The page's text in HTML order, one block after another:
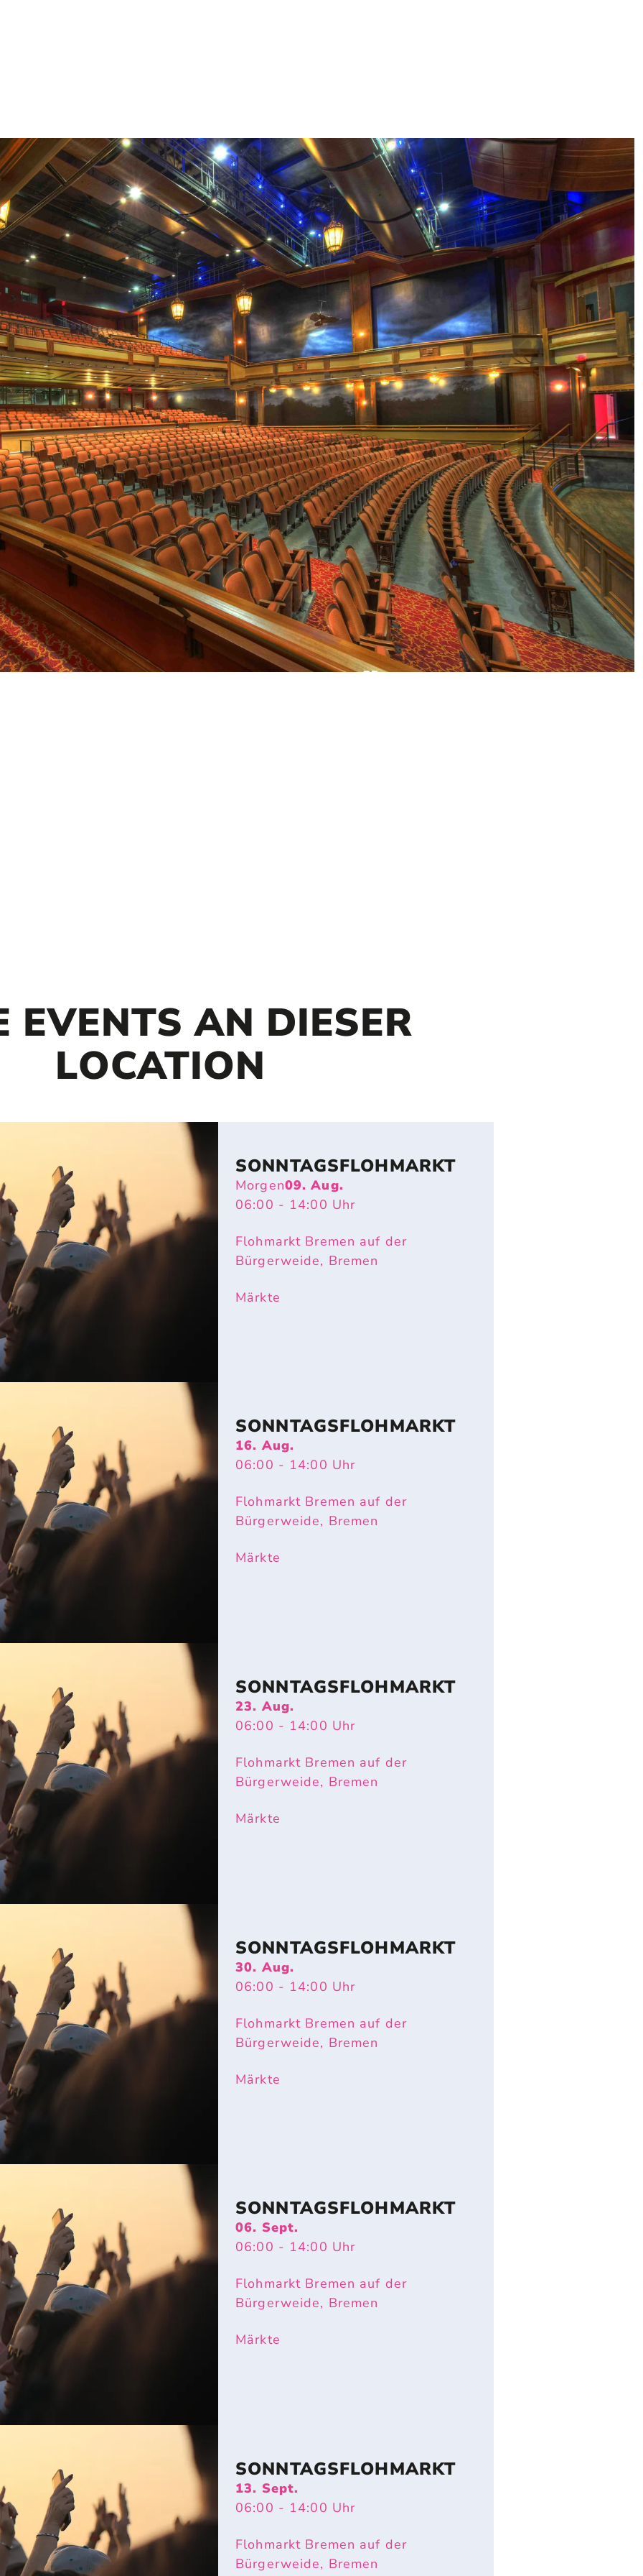
EVENTS AN DIESER
LOCATION
SONNTAGSFLOHMARKT
Morgen09. Aug.
06:00 - 14:00 Uhr
Flohmarkt Bremen auf der
Bürgerweide, Bremen
Märkte
SONNTAGSFLOHMARKT
16. Aug.
06:00 - 14:00 Uhr
Flohmarkt Bremen auf der
Bürgerweide, Bremen
Märkte
SONNTAGSFLOHMARKT
23. Aug.
06:00 - 14:00 Uhr
Flohmarkt Bremen auf der
Bürgerweide, Bremen
Märkte
SONNTAGSFLOHMARKT
30. Aug.
06:00 - 14:00 Uhr
Flohmarkt Bremen auf der
Bürgerweide, Bremen
Märkte
SONNTAGSFLOHMARKT
06. Sept.
06:00 - 14:00 Uhr
Flohmarkt Bremen auf der
Bürgerweide, Bremen
Märkte
SONNTAGSFLOHMARKT
13. Sept.
06:00 - 14:00 Uhr
Flohmarkt Bremen auf der
Bürgerweide, Bremen